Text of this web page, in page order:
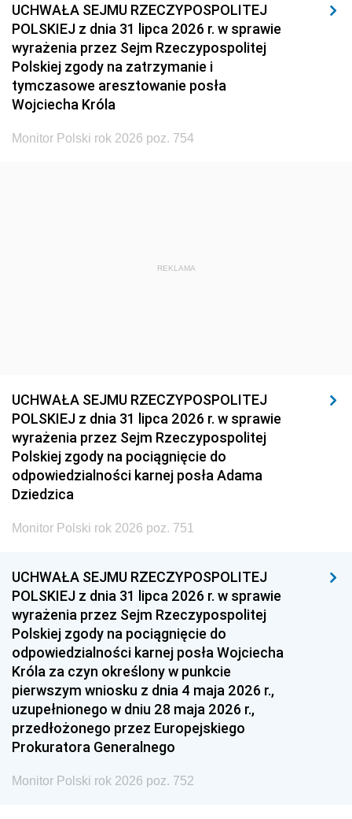
UCHWAŁA SEJMU RZECZYPOSPOLITEJ
POLSKIEJ z dnia 31 lipca 2026 r. w sprawie
wyrażenia przez Sejm Rzeczypospolitej
Polskiej zgody na zatrzymanie i
tymczasowe aresztowanie posła
Wojciecha Króla
Monitor Polski rok 2026 poz. 754
REKLAMA
UCHWAŁA SEJMU RZECZYPOSPOLITEJ
POLSKIEJ z dnia 31 lipca 2026 r. w sprawie
wyrażenia przez Sejm Rzeczypospolitej
Polskiej zgody na pociągnięcie do
odpowiedzialności karnej posła Adama
Dziedzica
Monitor Polski rok 2026 poz. 751
UCHWAŁA SEJMU RZECZYPOSPOLITEJ
POLSKIEJ z dnia 31 lipca 2026 r. w sprawie
wyrażenia przez Sejm Rzeczypospolitej
Polskiej zgody na pociągnięcie do
odpowiedzialności karnej posła Wojciecha
Króla za czyn określony w punkcie
pierwszym wniosku z dnia 4 maja 2026 r.,
uzupełnionego w dniu 28 maja 2026 r.,
przedłożonego przez Europejskiego
Prokuratora Generalnego
Monitor Polski rok 2026 poz. 752